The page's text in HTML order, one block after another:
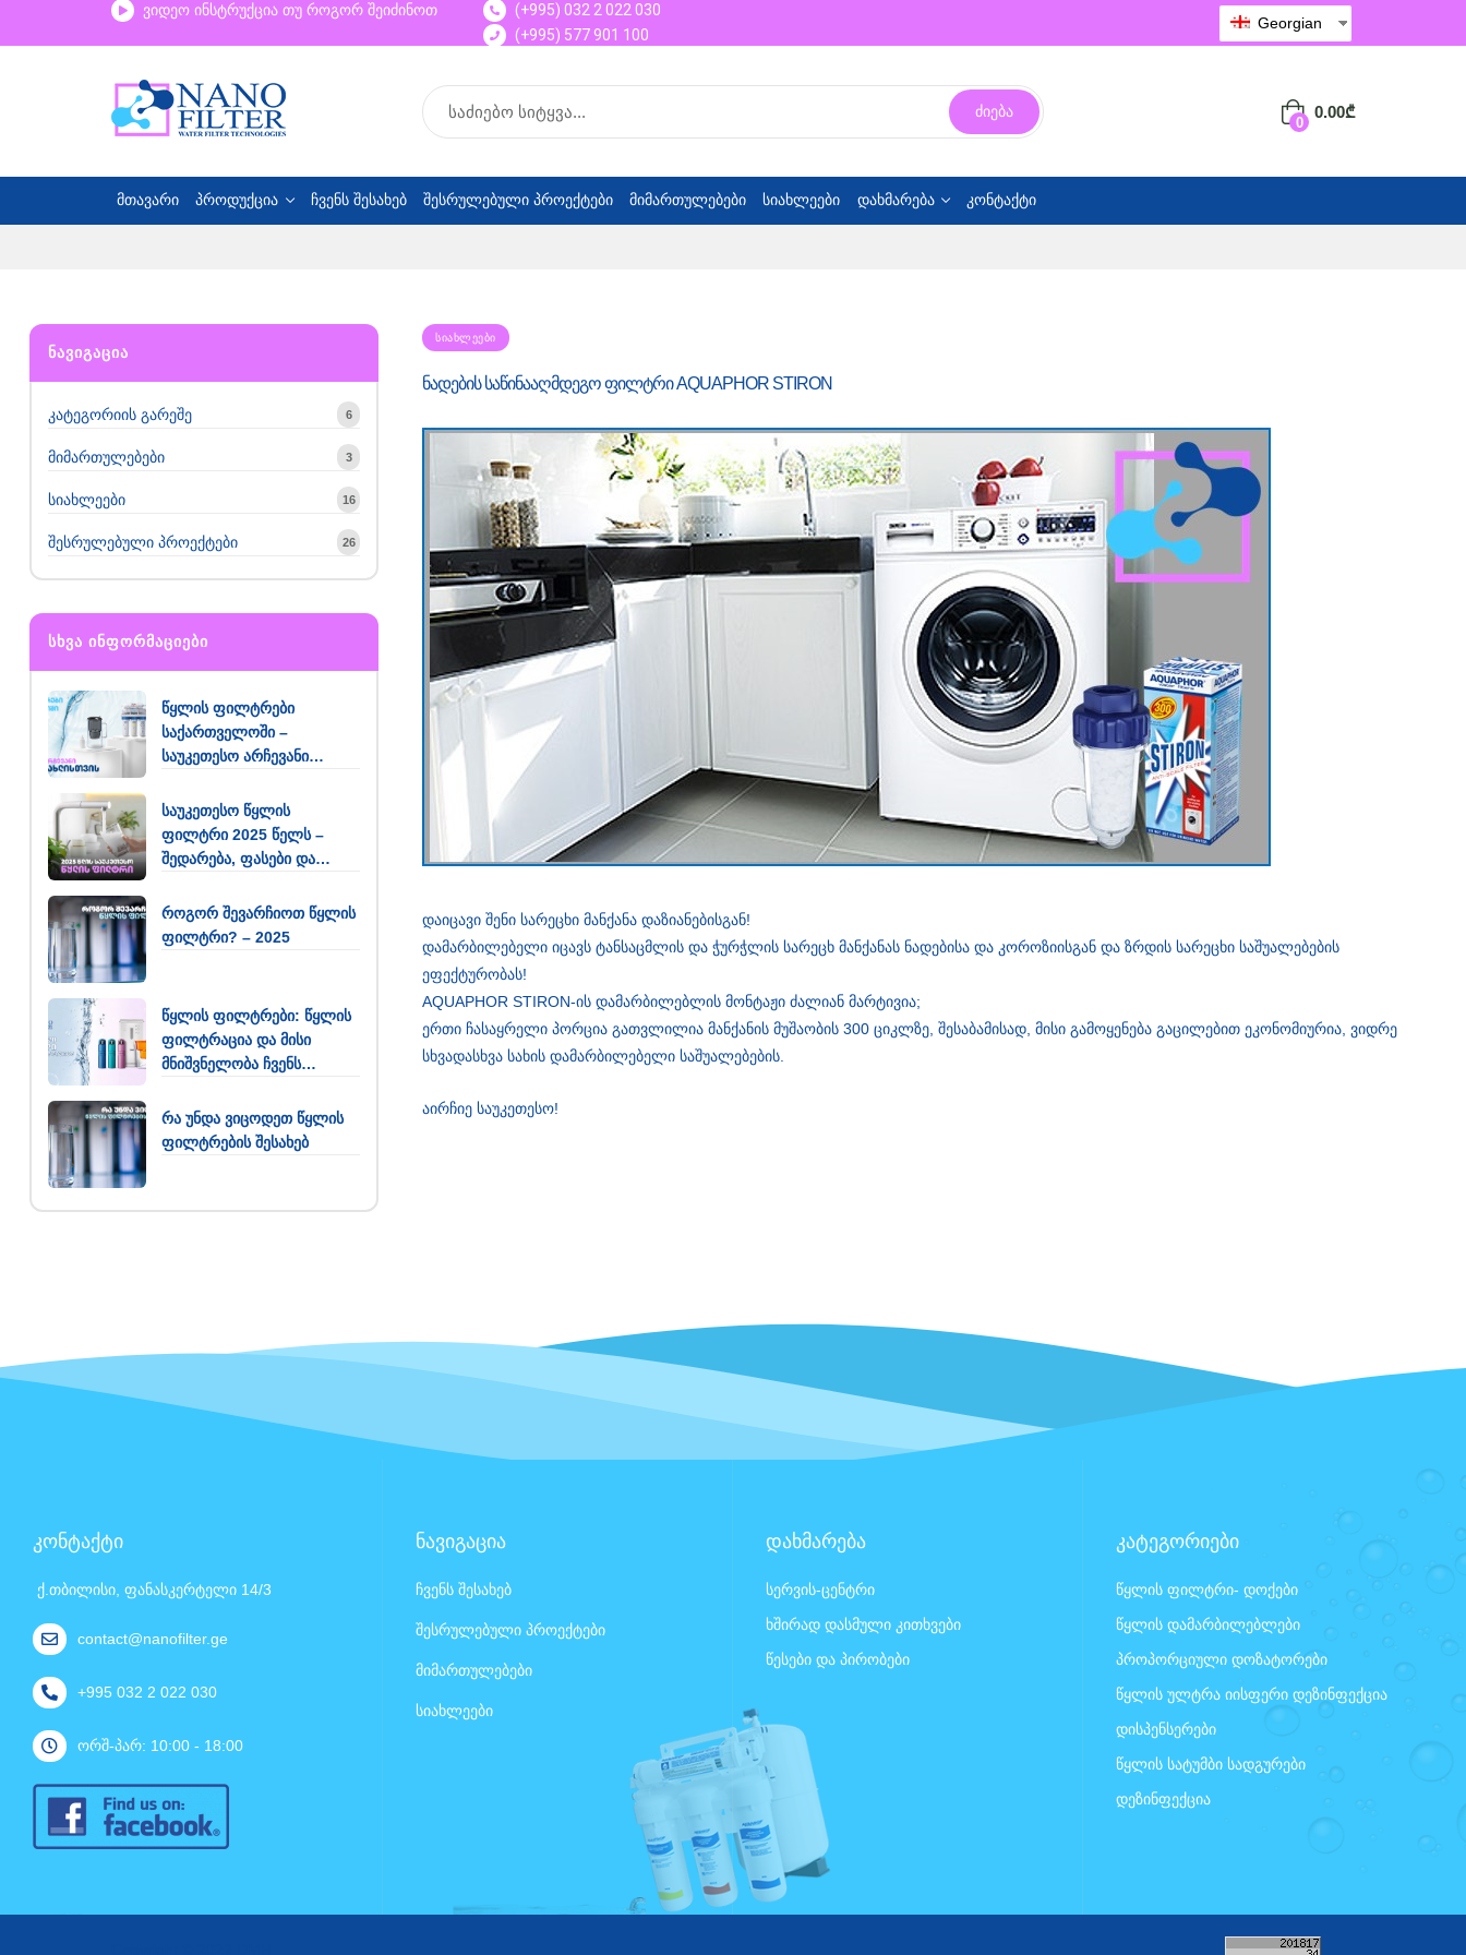
ვიდეო ინსტრუქცია თუ როგორ შეიძინოთ
(+995) 032 2 022 030
(+995) 577 901 100
Georgian
ძიება
0
0.00₾
მთავარი პროდუქცია ჩვენს შესახებ შესრულებული პროექტები მიმართულებები სიახლეები დახმარება კონტაქტი
ᲡᲘᲐᲮᲚᲔᲔᲑᲘ
ნადების საწინააღმდეგო ფილტრი AQUAPHOR STIRON
დაიცავი შენი სარეცხი მანქანა დაზიანებისგან!
დამარბილებელი იცავს ტანსაცმლის და ჭურჭლის სარეცხ მანქანას ნადებისა და კოროზიისგან და ზრდის სარეცხი საშუალებების
ეფექტურობას!
AQUAPHOR STIRON-ის დამარბილებლის მონტაჟი ძალიან მარტივია;
ერთი ჩასაყრელი პორცია გათვლილია მანქანის მუშაობის 300 ციკლზე, შესაბამისად, მისი გამოყენება გაცილებით ეკონომიურია, ვიდრე
სხვადასხვა სახის დამარბილებელი საშუალებების.
აირჩიე საუკეთესო!
ᲜᲐᲕᲘᲒᲐᲪᲘᲐ
კატეგორიის გარეშე 6
მიმართულებები 3
სიახლეები 16
შესრულებული პროექტები 26
ᲡᲮᲕᲐ ᲘᲜᲤᲝᲠᲛᲐᲪᲘᲔᲑᲘ
წყლის ფილტრები
საქართველოში –
საუკეთესო არჩევანი
საუკეთესო წყლის
ფილტრი 2025 წელს –
შედარება, ფასები და
როგორ შევარჩიოთ წყლის
ფილტრი? – 2025
წყლის ფილტრები: წყლის
ფილტრაცია და მისი
მნიშვნელობა ჩვენს
რა უნდა ვიცოდეთ წყლის
ფილტრების შესახებ
კონტაქტი
ქ.თბილისი, ფანასკერტელი 14/3
contact@nanofilter.ge
+995 032 2 022 030
ორშ-პარ: 10:00 - 18:00
ნავიგაცია
ჩვენს შესახებ
შესრულებული პროექტები
მიმართულებები
სიახლეები
დახმარება
სერვის-ცენტრი
ხშირად დასმული კითხვები
წესები და პირობები
კატეგორიები
წყლის ფილტრი- დოქები
წყლის დამარბილებლები
პროპორციული დოზატორები
წყლის ულტრა იისფერი დეზინფექცია
დისპენსერები
წყლის სატუმბი სადგურები
დეზინფექცია